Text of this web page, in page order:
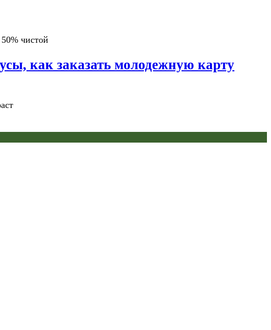
чистой
как заказать молодежную карту